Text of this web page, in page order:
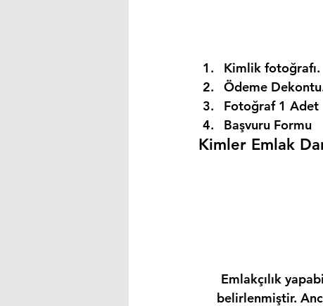
Kimlik fotoğrafı.
Ödeme
Fotoğraf 1 Adet
Başvuru Formu
Kimler Emlak
Emlakçılık
belirlenmiştir.